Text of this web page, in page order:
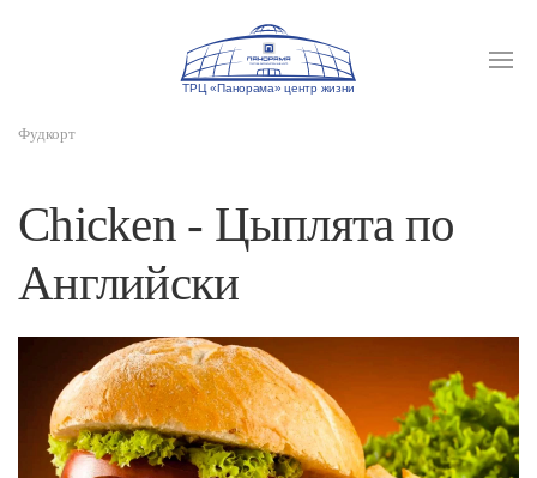
Фудкорт
Сhicken - Цыплята по
Английски